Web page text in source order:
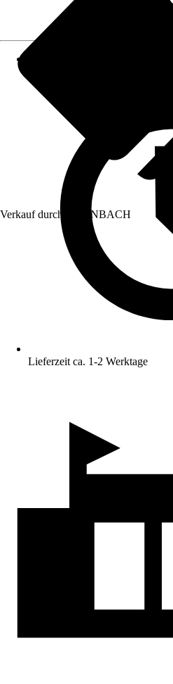
Verkauf durch: HORNBACH
Lieferzeit ca. 1-2 Werktage